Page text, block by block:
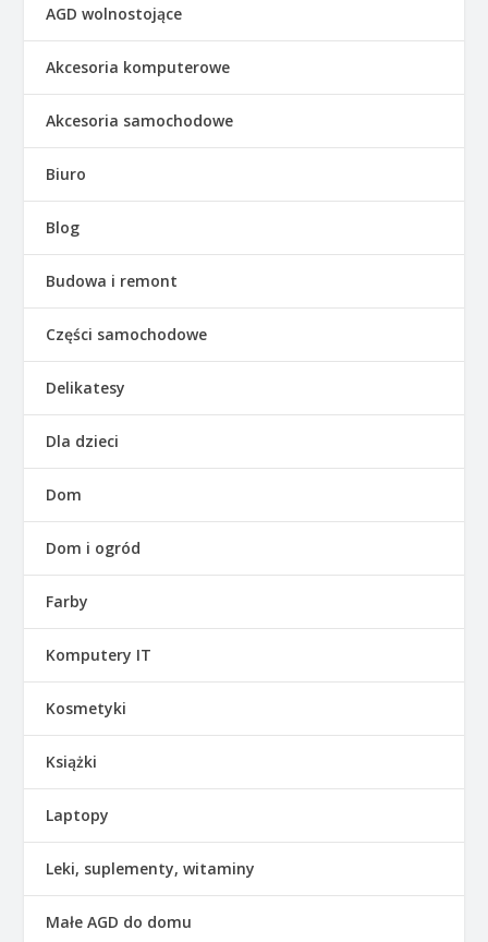
AGD wolnostojące
Akcesoria komputerowe
Akcesoria samochodowe
Biuro
Blog
Budowa i remont
Części samochodowe
Delikatesy
Dla dzieci
Dom
Dom i ogród
Farby
Komputery IT
Kosmetyki
Książki
Laptopy
Leki, suplementy, witaminy
Małe AGD do domu